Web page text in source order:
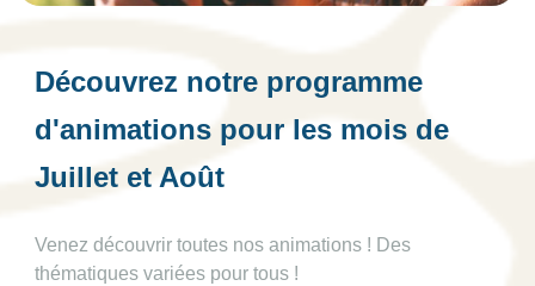
Découvrez notre programme
d'animations pour les mois de
Juillet et Août
Venez découvrir toutes nos animations ! Des
thématiques variées pour tous !